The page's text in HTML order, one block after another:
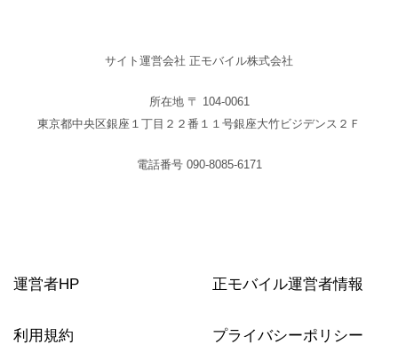
サイト運営会社 正モバイル株式会社
所在地 〒 104-0061
東京都中央区銀座１丁目２２番１１号銀座大竹ビジデンス２Ｆ
電話番号 090-8085-6171
運営者HP 正モバイル運営者情報
利用規約 プライバシーポリシー